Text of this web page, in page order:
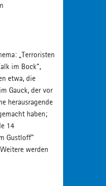
„Terroristen
im Bock“,
etwa, die
Gauck, der vor
herausragende
haben;
14
Gustloff"
werden